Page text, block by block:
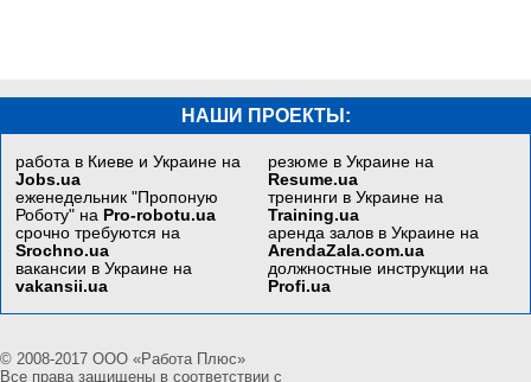
НАШИ ПРОЕКТЫ:
работа в Киеве и Украине на
Jobs.ua
еженедельник "Пропоную
Роботу" на Pro-robotu.ua
срочно требуются на
Srochno.ua
вакансии в Украине на
vakansii.ua
резюме в Украине на
Resume.ua
тренинги в Украине на
Training.ua
аренда залов в Украине на
ArendaZala.com.ua
должностные инструкции на
Profi.ua
© 2008-2017 ООО «Работа Плюс»
Все права защищены в соответствии с